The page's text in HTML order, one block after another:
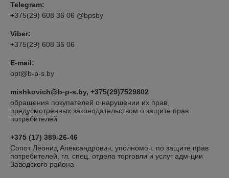
Telegram:
+375(29) 608 36 06 @bpsby
Viber:
+375(29) 608 36 06
E-mail:
opt@b-p-s.by
mishkovich@b-p-s.by, +375(29)7529802
обращения покупателей о нарушении их прав,
предусмотренных законодательством о защите прав
потребителей
+375 (17) 389-26-46
Сопот Леонид Александрович, уполномоч. по защите прав
потребителей, гл. спец. отдела торговли и услуг адм-ции
Заводского района